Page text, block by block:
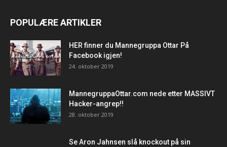
POPULÆRE ARTIKLER
HER finner du Mannegruppa Ottar På
Facebook igjen!
24. oktober 2019
MannegruppaOttar.com nede etter MASSIVT
Hacker-angrep!!
28. oktober 2019
Se Aron Jahnsen slå knockout på sin